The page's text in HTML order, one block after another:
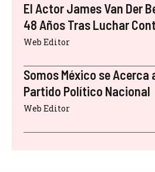
El Actor James Van Der
48 Años Tras Luchar
Web Editor
Somos México se Acerca
Partido Político Nacional
Web Editor